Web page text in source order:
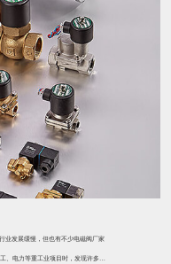
业发展缓慢，但也有不少电磁阀厂家
、电力等重工业项目时，发现许多项